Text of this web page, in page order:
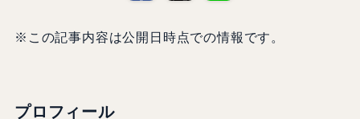
※この記事内容は公開日時点での情報です。
プロフィール